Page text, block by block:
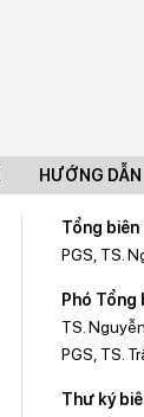
HƯỚNG
Tổng biên
PGS, TS.
Phó Tổng
TS.
PGS, TS.
Thư ký